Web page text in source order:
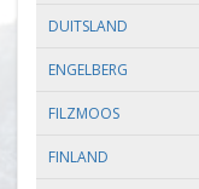
DUITSLAND
ENGELBERG
FILZMOOS
FINLAND